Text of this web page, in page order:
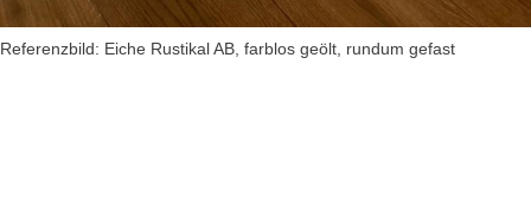
Referenzbild: Eiche Rustikal AB, farblos geölt, rundum gefast